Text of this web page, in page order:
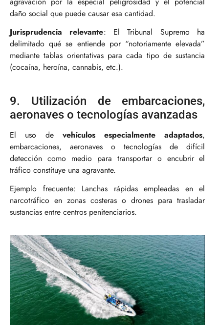
daño social que puede causar esa cantidad.
Jurisprudencia relevante: El Tribunal Supremo ha
delimitado qué se entiende por “notoriamente elevada”
mediante tablas orientativas para cada tipo de sustancia
(cocaína, heroína, cannabis, etc.).
9. Utilización de embarcaciones,
aeronaves o tecnologías avanzadas
El uso de vehículos especialmente adaptados,
embarcaciones, aeronaves o tecnologías de difícil
detección como medio para transportar o encubrir el
tráfico constituye una agravante.
Ejemplo frecuente: Lanchas rápidas empleadas en el
narcotráfico en zonas costeras o drones para trasladar
sustancias entre centros penitenciarios.